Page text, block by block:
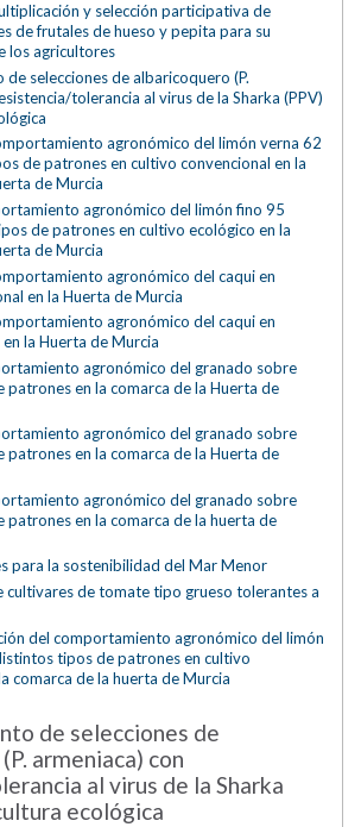
y selección participativa de
de frutales de hueso y pepita para su
los agricultores
selecciones de albaricoquero (P.
tolerancia al virus de la Sharka (PPV)
agronómico del limón verna 62
de patrones en cultivo convencional en la
de Murcia
agronómico del limón fino 95
de patrones en cultivo ecológico en la
de Murcia
agronómico del caqui en
en la Huerta de Murcia
agronómico del caqui en
la Huerta de Murcia
agronómico del granado sobre
en la comarca de la Huerta de
agronómico del granado sobre
en la comarca de la Huerta de
agronómico del granado sobre
en la comarca de la huerta de
para la sostenibilidad del Mar Menor
cultivares de tomate tipo grueso tolerantes a
del comportamiento agronómico del limón
tipos de patrones en cultivo
comarca de la huerta de Murcia
de selecciones de
armeniaca) con
al virus de la Sharka
ecológica